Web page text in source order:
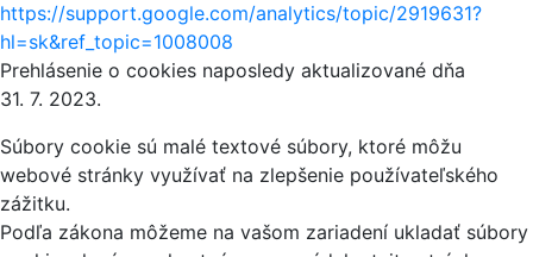
https://support.google.com/analytics/topic/2919631?
hl=sk&ref_topic=1008008
Prehlásenie o cookies naposledy aktualizované dňa
31. 7. 2023.
Súbory cookie sú malé textové súbory, ktoré môžu
webové stránky využívať na zlepšenie používateľského
zážitku.
Podľa zákona môžeme na vašom zariadení ukladať súbory